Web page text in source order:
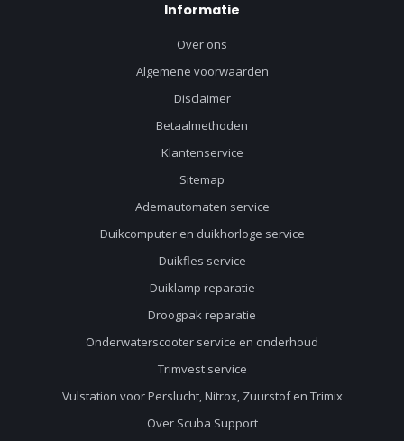
Informatie
Over ons
Algemene voorwaarden
Disclaimer
Betaalmethoden
Klantenservice
Sitemap
Ademautomaten service
Duikcomputer en duikhorloge service
Duikfles service
Duiklamp reparatie
Droogpak reparatie
Onderwaterscooter service en onderhoud
Trimvest service
Vulstation voor Perslucht, Nitrox, Zuurstof en Trimix
Over Scuba Support